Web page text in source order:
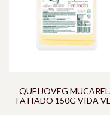
QUEIJOVEG
FATIADO 150G VIDA